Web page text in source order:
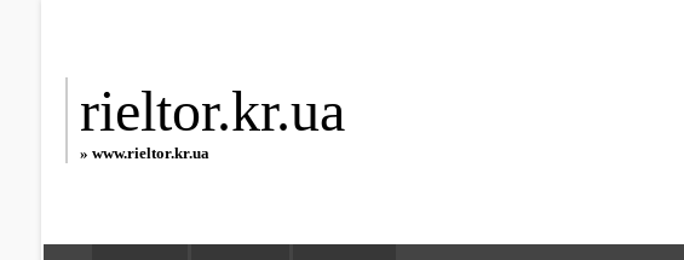
rieltor.kr.ua
» www.rieltor.kr.ua